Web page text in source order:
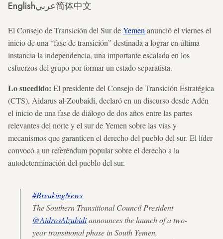
Englishعربي简体中文
El Consejo de Transición del Sur deYemen anunció el viernes el
inicio de una “fase de transición” destinada a lograr en última
instancia la independencia, una importante escalada en los
esfuerzos del grupo por formar un estado separatista.
Lo sucedido: El presidente del Consejo de Transición Estratégica
(CTS), Aidarus al-Zoubaidi, declaró en un discurso desde Adén
el inicio de una fase de diálogo de dos años entre las partes
relevantes del norte y el sur de Yemen sobre las vías y
mecanismos que garanticen el derecho del pueblo del sur. El líder
convocó a un referéndum popular sobre el derecho a la
autodeterminación del pueblo del sur.
#BreakingNews
The Southern Transitional Council President
@AidrosAlzubidiannounces the launch of a two-
year transitional phase in South Yemen,